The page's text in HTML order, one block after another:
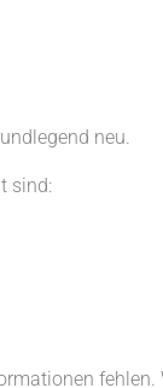
neu.
sind:
fehlen.